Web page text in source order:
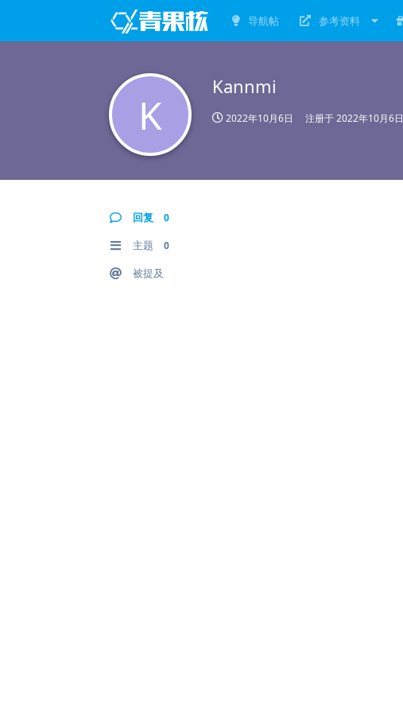
导航帖 参考资料
K
Kannmi
2022年10月6日 注册于2022年10月6日
回复 0
主题 0
被提及